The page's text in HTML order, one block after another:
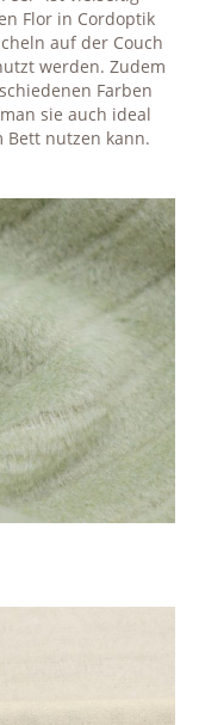
Flor in Cordoptik
auf der Couch
werden. Zudem
Farben
sie auch ideal
Bett nutzen kann.